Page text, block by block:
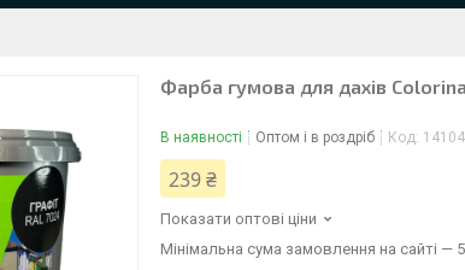
Фарба гумова для дахів
В наявності Оптом і в роздріб Код:
239 ₴
Показати оптові ціни
Мінімальна сума замовлення на сайті —